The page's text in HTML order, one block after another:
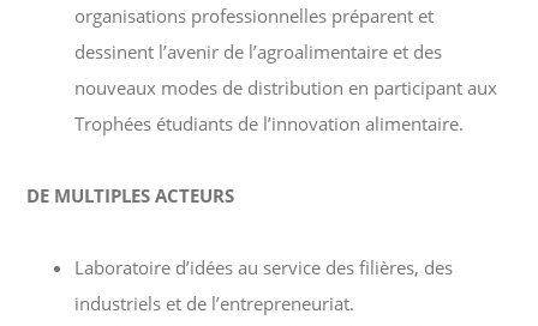
organisations professionnelles préparent et
dessinent l’avenir de l’agroalimentaire et des
nouveaux modes de distribution en participant aux
Trophées étudiants de l’innovation alimentaire.
DE MULTIPLES ACTEURS
Laboratoire d’idées au service des filières, des
industriels et de l’entrepreneuriat.